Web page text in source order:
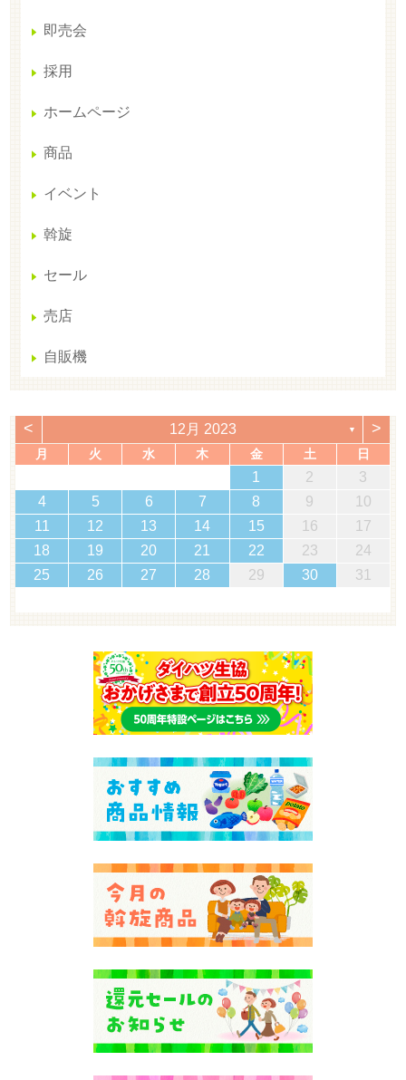
即売会
採用
ホームページ
商品
イベント
斡旋
セール
売店
自販機
< 12月 2023 ▼ >
月 火 水 木 金 土 日
1 2
3
4
5 6 7 8 9
10
11
12 13 14 15 16
17
18
19 20 21 22 23
24
25
26 27 28 29 30 31